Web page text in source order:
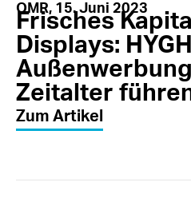
OMR, 15. Juni 2023
Frisches
Displays:
Zeitalter
Zum Artikel